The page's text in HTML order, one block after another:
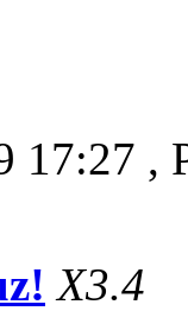
17:27 ,
X3.4